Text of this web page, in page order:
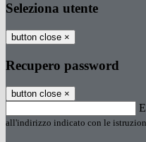
Seleziona utente
button close ×
Recupero password
button close ×
all'indirizzo indicato con le